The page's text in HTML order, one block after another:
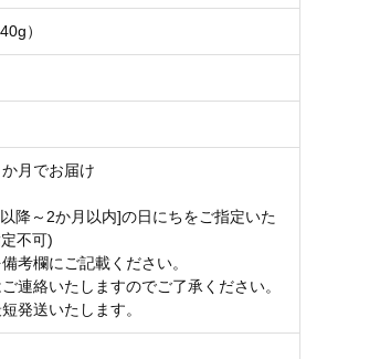
）
月でお届け
降～2か月以内]の日にちをご指定いた
不可)
考欄にご記載ください。
連絡いたしますのでご了承ください。
発送いたします。